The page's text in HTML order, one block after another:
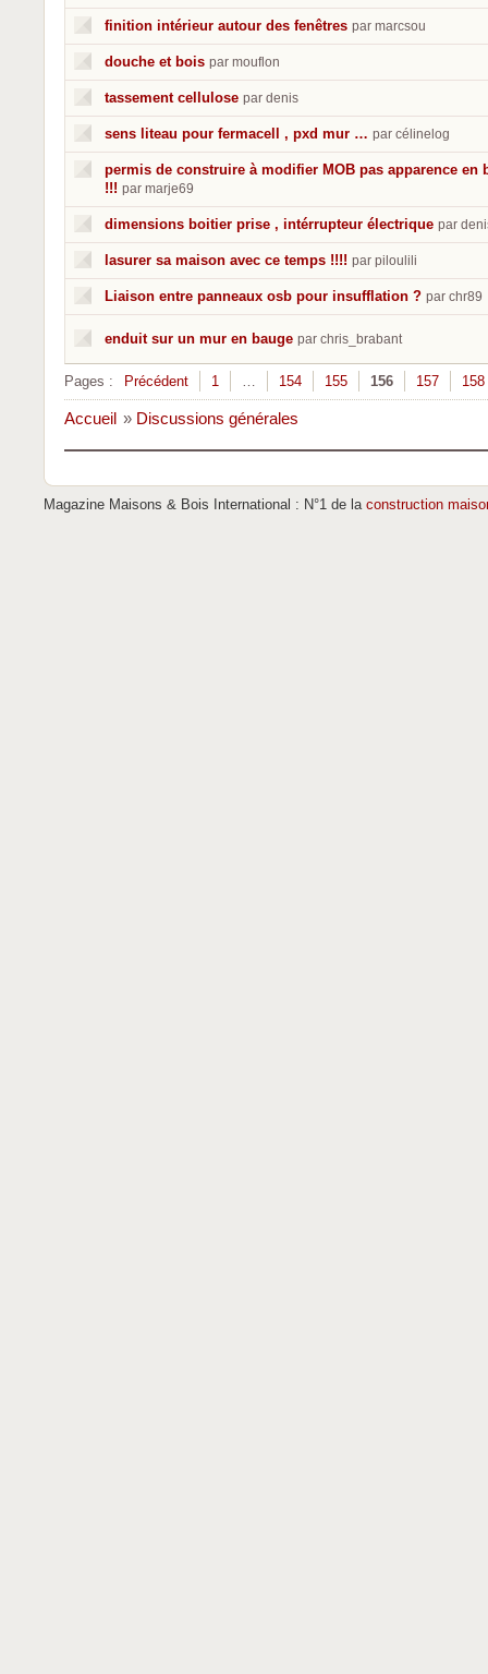
finition intérieur autour des fenêtres par marcsou
douche et bois par mouflon
tassement cellulose par denis
sens liteau pour fermacell , pxd mur … par célinelog
permis de construire à modifier MOB pas apparence en
!!! par marje69
dimensions boitier prise , intérrupteur électrique par
lasurer sa maison avec ce temps !!!! par piloulili
Liaison entre panneaux osb pour insufflation ? par chr89
enduit sur un mur en bauge par chris_brabant
Pages : Précédent 1 … 154 155 156 157 158
Accueil » Discussions générales
Magazine Maisons & Bois International : N°1 de la construction